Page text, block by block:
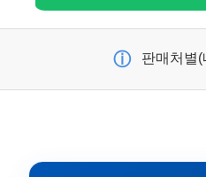
ⓘ 판매처별